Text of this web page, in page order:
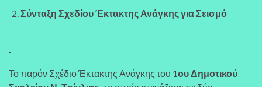
Σύνταξη Σχεδίου Έκτακτης Ανάγκης για Σεισμό
Το παρόν Σχέδιο Έκτακτης Ανάγκης του 1ου Δημοτικού